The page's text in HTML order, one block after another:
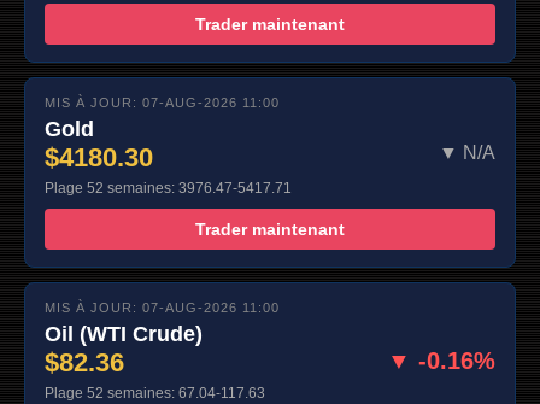
Trader maintenant
MIS À JOUR: 07-AUG-2026 11:00
Gold
$4180.30 ▼ N/A
Plage 52 semaines: 3976.47-5417.71
Trader maintenant
MIS À JOUR: 07-AUG-2026 11:00
Oil (WTI Crude)
$82.36 ▼ -0.16%
Plage 52 semaines: 67.04-117.63